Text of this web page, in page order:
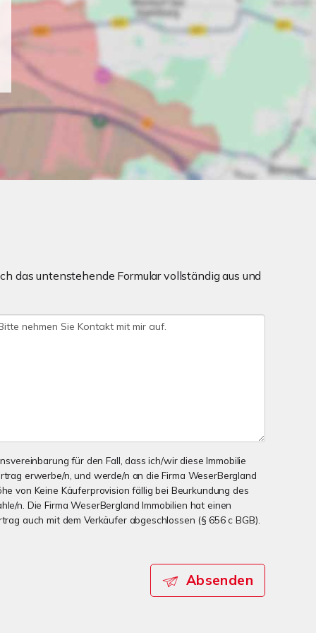
das untenstehende Formular vollständig aus und
für den Fall, dass ich/wir diese Immobilie
erwerbe/n, und werde/n an die Firma WeserBergland
von Keine Käuferprovision fällig bei Beurkundung des
n. Die Firma WeserBergland Immobilien hat einen
auch mit dem Verkäufer abgeschlossen (§ 656 c BGB).
Absenden